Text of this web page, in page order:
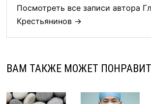
Посмотреть все записи автора
Крестьянинов →
ВАМ ТАКЖЕ МОЖЕТ